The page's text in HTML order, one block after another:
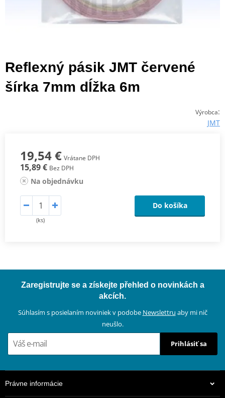
Reflexný pásik JMT červené
šírka 7mm dĺžka 6m
Výrobca:
JMT
19,54 € Vrátane DPH
15,89 € Bez DPH
Na objednávku
(ks)
Do košíka
Zaregistrujte se a získejte přehled o novinkách a
akcích.
Súhlasím s posielaním noviniek v podobe Newslettru aby mi nič
neušlo.
Prihlásiť sa
Právne informácie